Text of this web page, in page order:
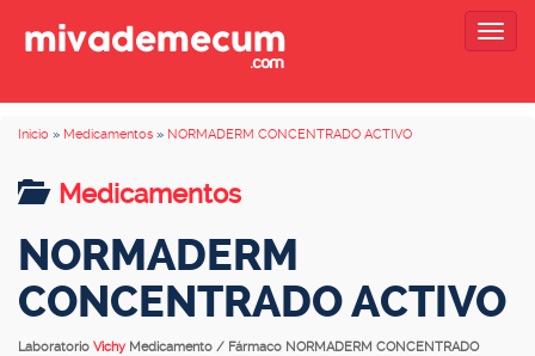
Inicio » Medicamentos » NORMADERM CONCENTRADO ACTIVO
Medicamentos
NORMADERM
CONCENTRADO ACTIVO
Laboratorio Vichy Medicamento / Fármaco NORMADERM CONCENTRADO